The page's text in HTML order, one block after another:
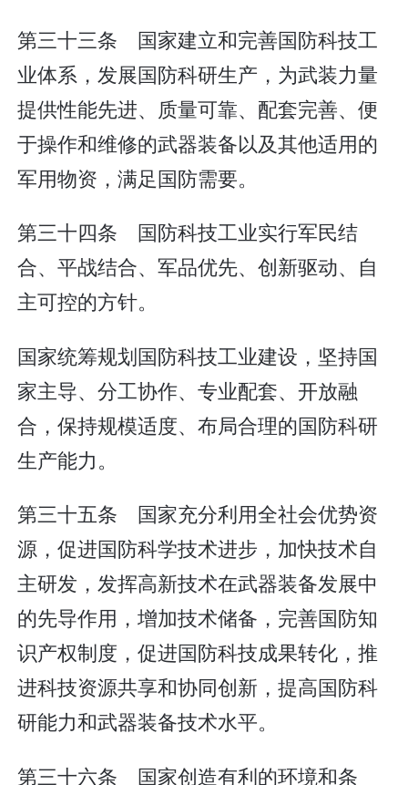
第三十三条 国家建立和完善国防科技工
业体系，发展国防科研生产，为武装力量
提供性能先进、质量可靠、配套完善、便
于操作和维修的武器装备以及其他适用的
军用物资，满足国防需要。
第三十四条 国防科技工业实行军民结
合、平战结合、军品优先、创新驱动、自
主可控的方针。
国家统筹规划国防科技工业建设，坚持国
家主导、分工协作、专业配套、开放融
合，保持规模适度、布局合理的国防科研
生产能力。
第三十五条 国家充分利用全社会优势资
源，促进国防科学技术进步，加快技术自
主研发，发挥高新技术在武器装备发展中
的先导作用，增加技术储备，完善国防知
识产权制度，促进国防科技成果转化，推
进科技资源共享和协同创新，提高国防科
研能力和武器装备技术水平。
第三十六条 国家创造有利的环境和条